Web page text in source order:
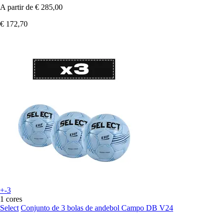
A partir de € 285,00
€ 172,70
+-3
1 cores
Select Conjunto de 3 bolas de andebol Campo DB V24